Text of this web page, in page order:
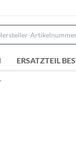
ERSATZTEIL